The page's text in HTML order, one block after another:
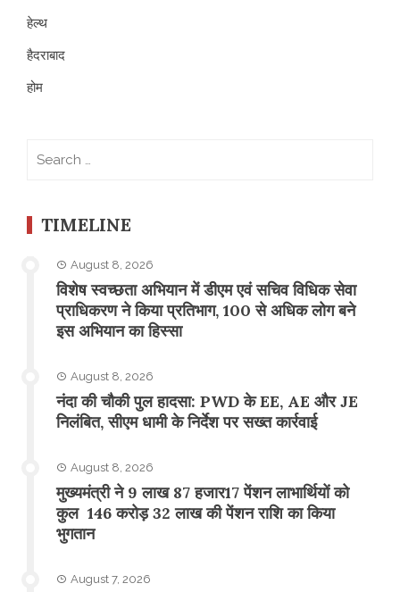
हेल्थ
हैदराबाद
होम
TIMELINE
August 8, 2026
विशेष स्वच्छता अभियान में डीएम एवं सचिव विधिक सेवा
प्राधिकरण ने किया प्रतिभाग, 100 से अधिक लोग बने
इस अभियान का हिस्सा
August 8, 2026
नंदा की चौकी पुल हादसा: PWD के EE, AE और JE
निलंबित, सीएम धामी के निर्देश पर सख्त कार्रवाई
August 8, 2026
मुख्यमंत्री ने 9 लाख 87 हजार17 पेंशन लाभार्थियों को
कुल 146 करोड़ 32 लाख की पेंशन राशि का किया
भुगतान
August 7, 2026